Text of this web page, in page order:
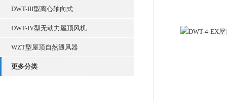
DWT-III型离心轴向式
DWT-IV型无动力屋顶风机
WZT型屋顶自然通风器
更多分类